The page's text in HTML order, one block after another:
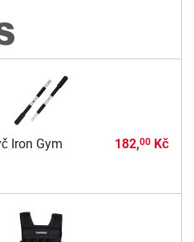
Iron Gym 182,00Kč